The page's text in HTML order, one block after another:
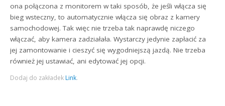
ona połączona z monitorem w taki sposób, że jeśli włącza się
bieg wsteczny, to automatycznie włącza się obraz z kamery
samochodowej. Tak więc nie trzeba tak naprawdę niczego
włączać, aby kamera zadziałała. Wystarczy jedynie zapłacić za
jej zamontowanie i cieszyć się wygodniejszą jazdą. Nie trzeba
również jej ustawiać, ani edytować jej opcji.
Dodaj do zakładek Link.